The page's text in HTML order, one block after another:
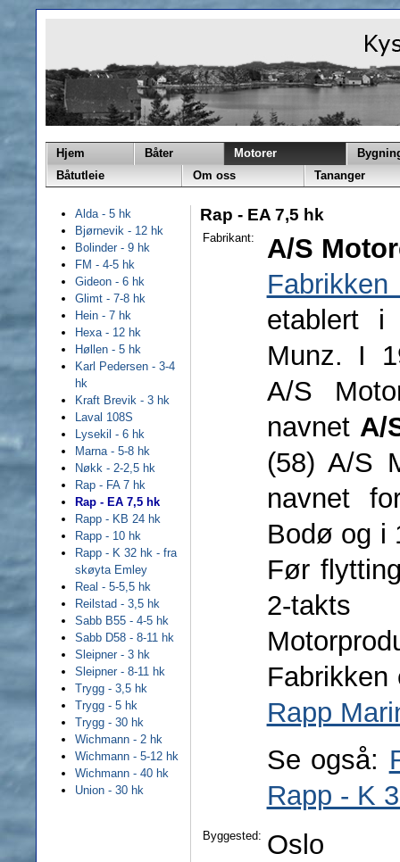
Hjem Båter Motorer
Båtutleie
Om oss Tananger
Alda - 5 hk
Bjørnevik - 12 hk
Bolinder - 9 hk
FM - 4-5 hk
Gideon - 6 hk
Glimt - 7-8 hk
Hein - 7 hk
Hexa - 12 hk
Høllen - 5 hk
Karl Pedersen - 3-4
hk
Kraft Brevik - 3 hk
Laval 108S
Lysekil - 6 hk
Marna - 5-8 hk
Nøkk - 2-2,5 hk
Rap - FA 7 hk
Rap - EA 7,5 hk
Rapp - KB 24 hk
Rapp - 10 hk
Rapp - K 32 hk - fra
skøyta Emley
Real - 5-5,5 hk
Reilstad - 3,5 hk
Sabb B55 - 4-5 hk
Sabb D58 - 8-11 hk
Sleipner - 3 hk
Sleipner - 8-11 hk
Trygg - 3,5 hk
Trygg - 5 hk
Trygg - 30 hk
Wichmann - 2 hk
Wichmann - 5-12 hk
Wichmann - 40 hk
Union - 30 hk
Rap - EA 7,5 hk
Fabrikant:
A/S
etablert i
Munz. I
A/S
navnet A/
(58) A/S
navnet
Bodø og i
Før
2-
Fabrikken
Rapp
Se også:
Rapp - K
Byggested: Oslo